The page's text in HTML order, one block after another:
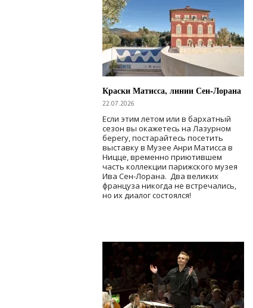
Краски Матисса, линии Сен-Лорана
22.07.2026
Если этим летом или в бархатный
сезон вы окажетесь на Лазурном
берегу, постарайтесь посетить
выставку в Музее Анри Матисса в
Ницце, временно приютившем
часть коллекции парижского музея
Ива Сен-Лорана. Два великих
француза никогда не встречались,
но их диалог состоялся!